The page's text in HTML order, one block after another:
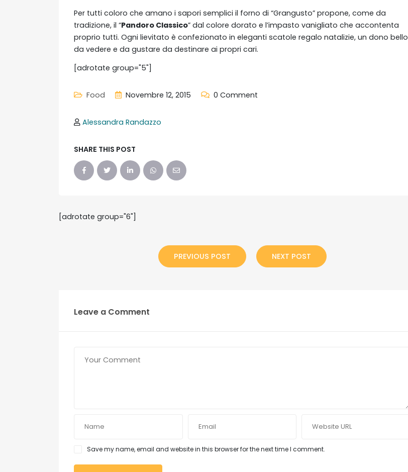
Per tutti coloro che amano i sapori semplici il forno di “Grangusto” propone, come da
tradizione, il “Pandoro Classico” dal colore dorato e l’impasto vanigliato che accontenta
proprio tutti. Ogni lievitato è confezionato in eleganti scatole regalo natalizie, un dono bello
da vedere e da gustare da destinare ai propri cari.
[adrotate group="5"]
Food Novembre 12, 2015 0 Comment
Alessandra Randazzo
SHARE THIS POST
[adrotate group="6"]
PREVIOUS POST NEXT POST
Leave a Comment
Save my name, email and website in this browser for the next time I comment.